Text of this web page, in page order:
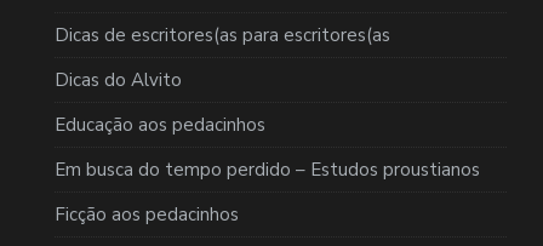
Dicas de escritores(as para escritores(as
Dicas do Alvito
Educação aos pedacinhos
Em busca do tempo perdido – Estudos proustianos
Ficção aos pedacinhos